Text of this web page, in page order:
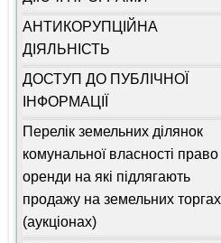
АНТИКОРУПЦІЙНА
ДІЯЛЬНІСТЬ
ДОСТУП ДО ПУБЛІЧНОЇ
ІНФОРМАЦІЇ
Перелік земельних ділянок
комунальної власності право
оренди на які підлягають
продажу на земельних торгах
(аукціонах)